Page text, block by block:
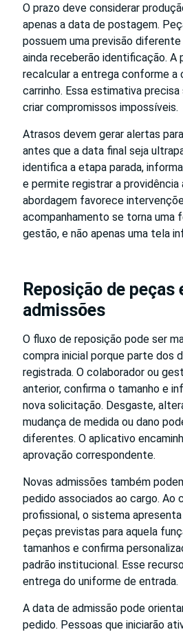
O prazo deve considerar
apenas a data de postagem.
possuem uma previsão
ainda receberão identificação. A
recalcular a entrega conforme a
carrinho. Essa estimativa
criar compromissos impossíveis.
Atrasos devem gerar alertas
antes que a data final seja
identifica a etapa parada,
e permite registrar a providência
abordagem favorece
acompanhamento se torna uma
gestão, e não apenas uma tela
Reposição de peças
admissões
O fluxo de reposição pode ser
compra inicial porque parte dos
registrada. O colaborador ou
anterior, confirma o tamanho e
nova solicitação. Desgaste,
mudança de medida ou dano
diferentes. O aplicativo
aprovação correspondente.
Novas admissões também
pedido associados ao cargo. Ao
profissional, o sistema
peças previstas para aquela
tamanhos e confirma
padrão institucional. Esse
entrega do uniforme de entrada.
A data de admissão pode
pedido. Pessoas que iniciarão